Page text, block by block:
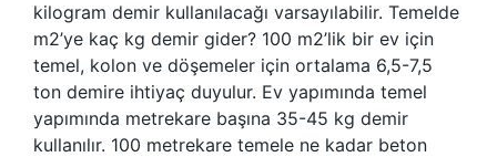
kilogram demir kullanılacağı varsayılabilir. Temelde
m2’ye kaç kg demir gider? 100 m2’lik bir ev için
temel, kolon ve döşemeler için ortalama 6,5-7,5
ton demire ihtiyaç duyulur. Ev yapımında temel
yapımında metrekare başına 35-45 kg demir
kullanılır. 100 metrekare temele ne kadar beton